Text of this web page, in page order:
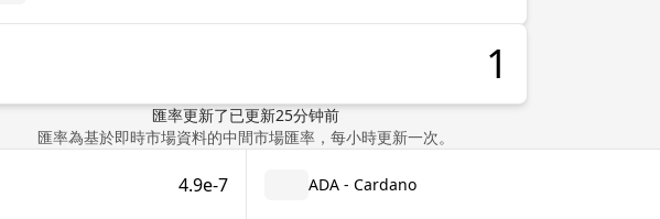
匯率更新了已更新25分钟前
匯率為基於即時市場資料的中間市場匯率，每小時更新一次。
4.9e-7 ADA - Cardano